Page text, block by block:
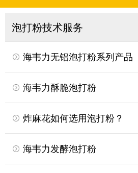
泡打粉技术服务
海韦力无铝泡打粉系列产品
海韦力酥脆泡打粉
炸麻花如何选用泡打粉？
海韦力发酵泡打粉